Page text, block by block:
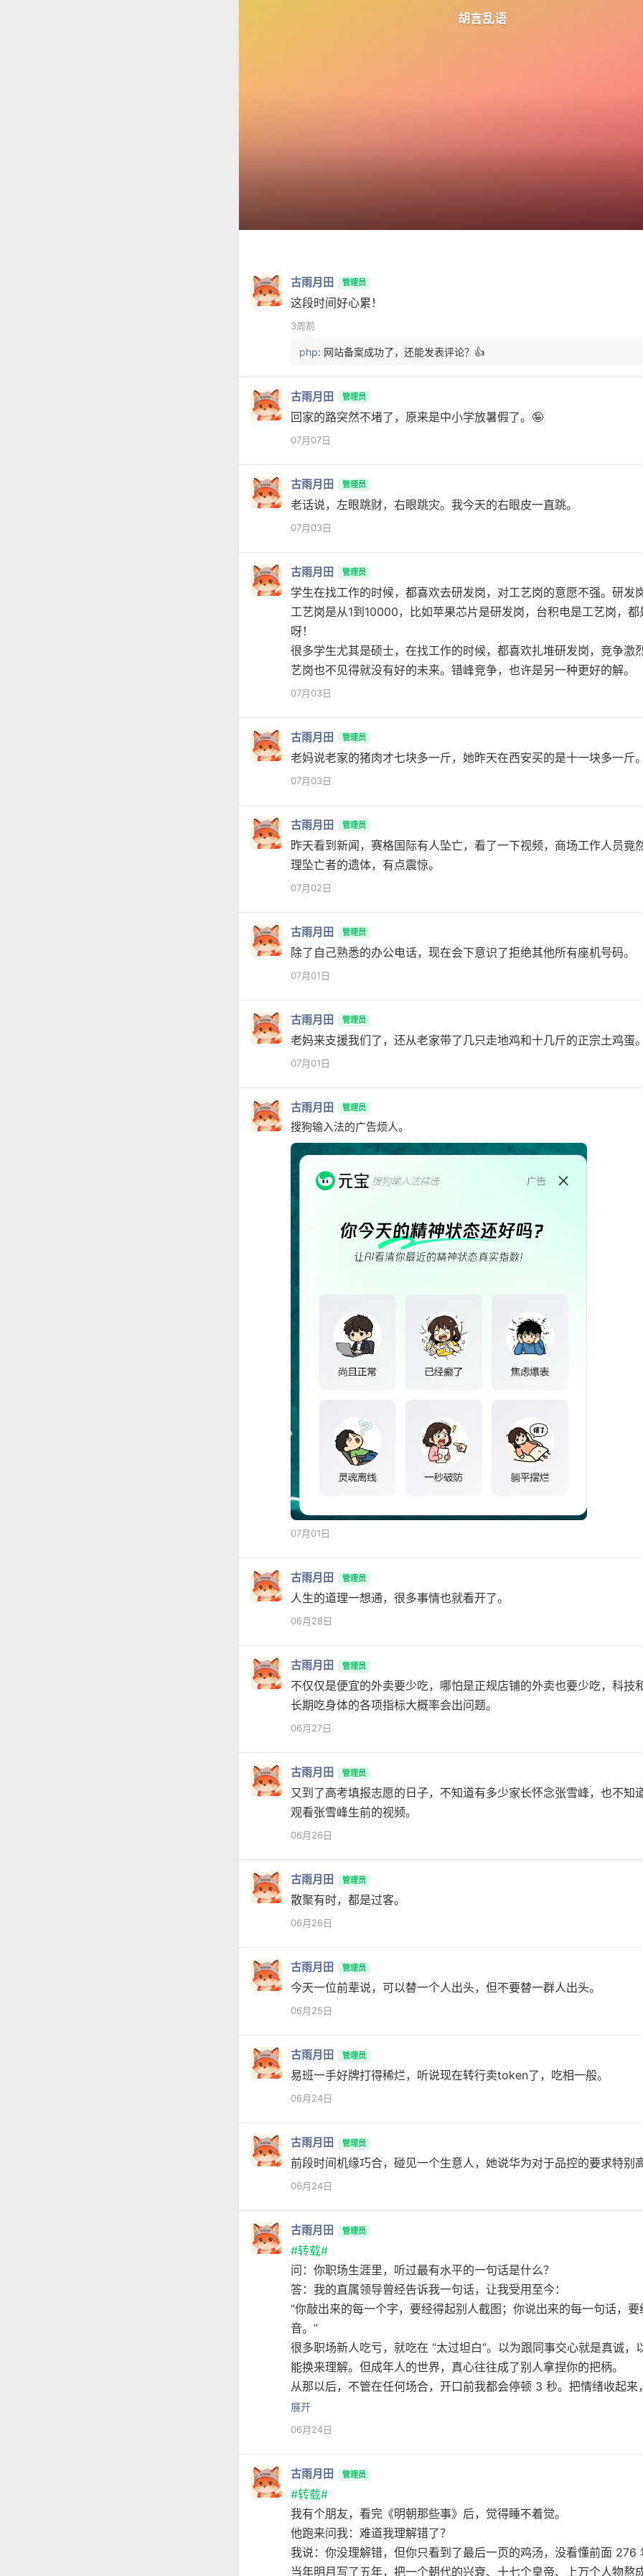
胡言乱语
古雨月田 管理员
这段时间好心累！
3周前
php: 网站备案成功了，还能发表评论？👍
古雨月田 管理员
回家的路突然不堵了，原来是中小学放暑假了。🤪
07月07日
古雨月田 管理员
老话说，左眼跳财，右眼跳灾。我今天的右眼皮一直跳。
07月03日
古雨月田 管理员
学生在找工作的时候，都喜欢去研发岗，对工艺岗的意愿不强。研发
工艺岗是从1到10000，比如苹果芯片是研发岗，台积电是工艺岗，都
呀！
很多学生尤其是硕士，在找工作的时候，都喜欢扎堆研发岗，竞争激
艺岗也不见得就没有好的未来。错峰竞争，也许是另一种更好的解。
07月03日
古雨月田 管理员
老妈说老家的猪肉才七块多一斤，她昨天在西安买的是十一块多一斤
07月03日
古雨月田 管理员
昨天看到新闻，赛格国际有人坠亡，看了一下视频，商场工作人员竟
理坠亡者的遗体，有点震惊。
07月02日
古雨月田 管理员
除了自己熟悉的办公电话，现在会下意识了拒绝其他所有座机号码。
07月01日
古雨月田 管理员
老妈来支援我们了，还从老家带了几只走地鸡和十几斤的正宗土鸡蛋
07月01日
古雨月田 管理员
搜狗输入法的广告烦人。
07月01日
古雨月田 管理员
人生的道理一想通，很多事情也就看开了。
06月28日
古雨月田 管理员
不仅仅是便宜的外卖要少吃，哪怕是正规店铺的外卖也要少吃，科技
长期吃身体的各项指标大概率会出问题。
06月27日
古雨月田 管理员
又到了高考填报志愿的日子，不知道有多少家长怀念张雪峰，也不知
观看张雪峰生前的视频。
06月26日
古雨月田 管理员
散聚有时，都是过客。
06月26日
古雨月田 管理员
今天一位前辈说，可以替一个人出头，但不要替一群人出头。
06月25日
古雨月田 管理员
易班一手好牌打得稀烂，听说现在转行卖token了，吃相一般。
06月24日
古雨月田 管理员
前段时间机缘巧合，碰见一个生意人，她说华为对于品控的要求特别
06月24日
古雨月田 管理员
#转载#
问：你职场生涯里，听过最有水平的一句话是什么？
答：我的直属领导曾经告诉我一句话，让我受用至今：
“你敲出来的每一个字，要经得起别人截图；你说出来的每一句话，
音。”
很多职场新人吃亏，就吃在 “太过坦白”。以为跟同事交心就是真诚，
能换来理解。但成年人的世界，真心往往成了别人拿捏你的把柄。
从那以后，不管在任何场合，开口前我都会停顿 3 秒。把情绪收起来
展开
06月24日
古雨月田 管理员
#转载#
我有个朋友，看完《明朝那些事》后，觉得睡不着觉。
他跑来问我：难道我理解错了？
我说：你没理解错，但你只看到了最后一页的鸡汤，没看懂前面 276
当年明月写了五年，把一个朝代的兴衰、十七个皇帝、上万个人物熬